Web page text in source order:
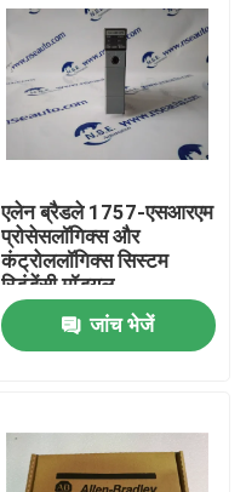
एलेन ब्रैडले 1757-एसआरएम
प्रोसेसलॉगिक्स और
कंट्रोललॉगिक्स सिस्टम
रिडंडेंसी मॉड्यूल
जांच भेजें